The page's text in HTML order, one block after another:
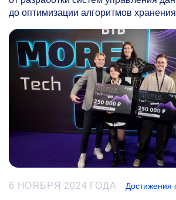
до оптимизации алгоритмов
6 НОЯБРЯ 2024 ГОДА Достижения